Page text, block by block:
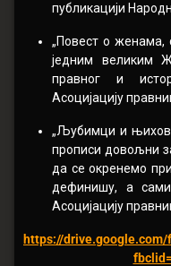
публикацији
„Повест о женама,
једним великим
правног и
Асоцијацију
„Љубимци и њихов
прописи довољни
да се окренемо
дефинишу, а
Асоцијацију
https://